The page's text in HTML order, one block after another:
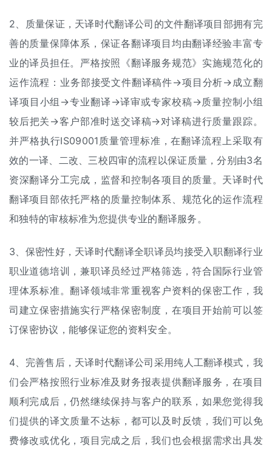
2、质量保证，天译时代翻译公司的文件翻译项目部拥有完
善的质量保障体系，保证各翻译项目均由翻译经验丰富专
业的译员担任。严格按照《翻译服务规范》实施规范化的
运作流程：业务部接受文件翻译稿件→项目分析→成立翻
译项目小组→专业翻译→译审或专家校稿→质量控制小组
较后把关→客户部准时送交译稿→对译稿进行质量跟踪。
并严格执行IS09001质量管理标准，在翻译流程上采取有
效的一译、二改、三校四审的流程以保证质量，分别由3名
资深翻译分工完成，监督和控制各项目的质量。天译时代
翻译项目部依托严格的质量控制体系、规范化的运作流程
和独特的审核标准为您提供专业的翻译服务。
3、保密性好，天译时代翻译全职译员均接受入职翻译行业
职业道德培训，兼职译员经过严格筛选，符合国际行业管
理体系标准。翻译领域非常重视客户资料的保密工作，我
司建立保密措施实行严格保密制度，在项目开始前可以签
订保密协议，能够保证您的资料安全。
4、完善售后，天译时代翻译公司采用纯人工翻译模式，我
们会严格按照行业标准及财务报表提供翻译服务，在项目
顺利完成后，仍然继续保持与客户的联系，如果您觉得我
们提供的译文质量不达标，都可以及时反馈，我们可以免
费修改或优化，项目完成之后，我们也会根据需求出具发